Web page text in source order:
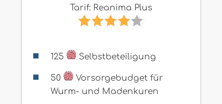
Tarif: Reanima Plus
125 Selbstbeteiligung
50
Vorsorgebudget für
Wurm- und Madenkuren